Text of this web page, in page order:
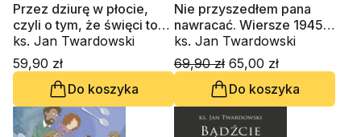
Przez dziurę w płocie,
czyli o tym, że święci to
także ludzieks. Jan Twardowski
59,90 zł
Do koszyka
Nie przyszedłem pana
nawracać. Wiersze 1945-
2006, nowe wydanie
(barwiony blok książki)
ks. Jan Twardowski
69,90 zł 65,00 zł
Do koszyka